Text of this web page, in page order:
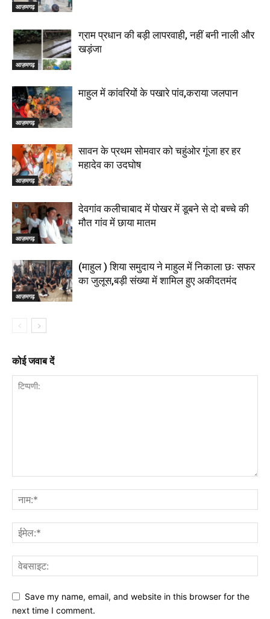
आज़मगढ़
आज़मगढ़
ग्राम प्रधान की बड़ी लापरवाही, नहीं बनी नाली और
खड़ंजा
आज़मगढ़
माहुल में कांवरियों के पखारे पांव,कराया जलपान
आज़मगढ़
सावन के प्रथम सोमवार को चहुंओर गूंजा हर हर
महादेव का उदघोष
आज़मगढ़
देवगांव कलीचाबाद में पोखर में डूबने से दो बच्चे की
मौत गांव में छाया मातम
आज़मगढ़
(माहुल ) शिया समुदाय ने माहुल में निकाला छः सफर
का जुलूस,बड़ी संख्या में शामिल हुए अकीदतमंद
कोई जवाब दें
Save my name, email, and website in this browser for the
next time I comment.